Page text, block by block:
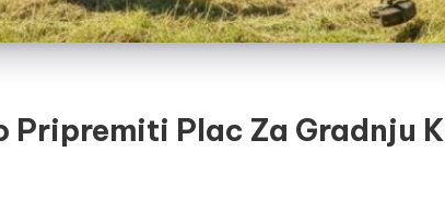
Pripremiti Plac Za Gradnju